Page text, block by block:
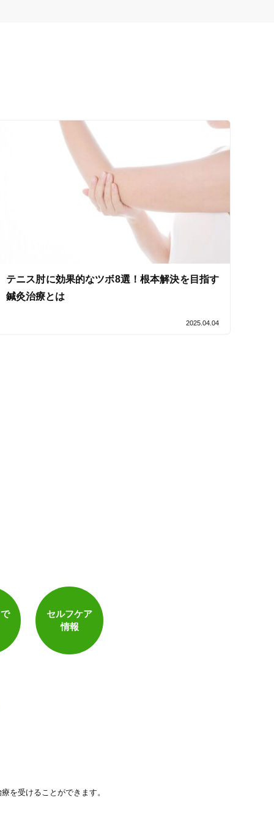
電子決済可
テニス肘に効果的なツボ8選！根本解決を目指す
鍼灸治療とは
2025.04.04
セルフケア
情報
を受けることができます。